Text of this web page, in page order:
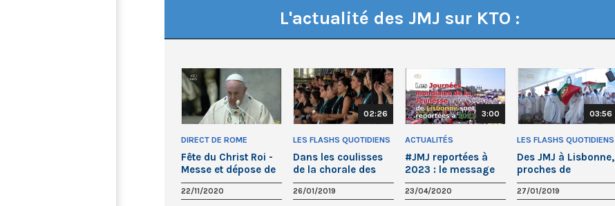
L'actualité des JMJ sur KTO :
DIRECT DE ROME
Fête du Christ Roi -
Messe et dépose de
la Croix des JMJ
22/11/2020
02:26
LES FLASHS QUOTIDIENS
(JMJ PANAMA)
Dans les coulisses
de la chorale des
JMJ
26/01/2019
3:00
ACTUALITÉS
#JMJ reportées à
2023 : le message
du Patriarche de
Lisbonne
23/04/2020
03:56
LES FLASHS QUOTIDIENS
(JMJ PANAMA)
Des JMJ à Lisbonne,
proches de
l’Afrique...
27/01/2019